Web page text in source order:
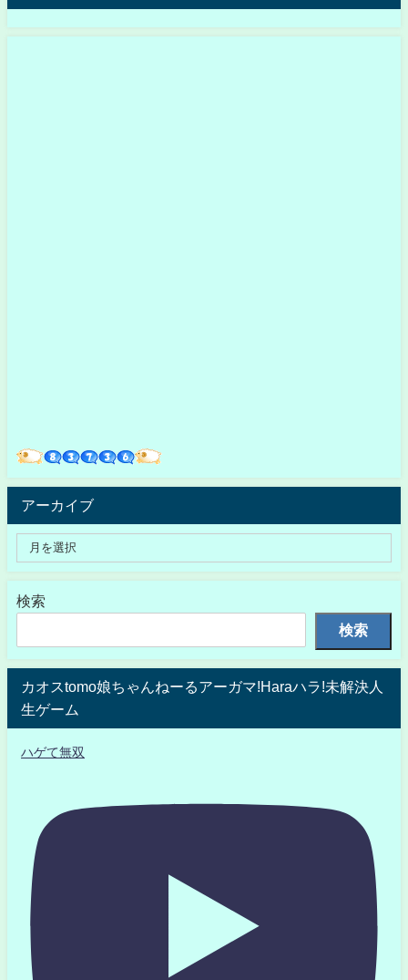
アーカイブ
検索
検索
カオスtomo娘ちゃんねーるアーガマ!Haraハラ!未解決人
生ゲーム
ハゲて無双